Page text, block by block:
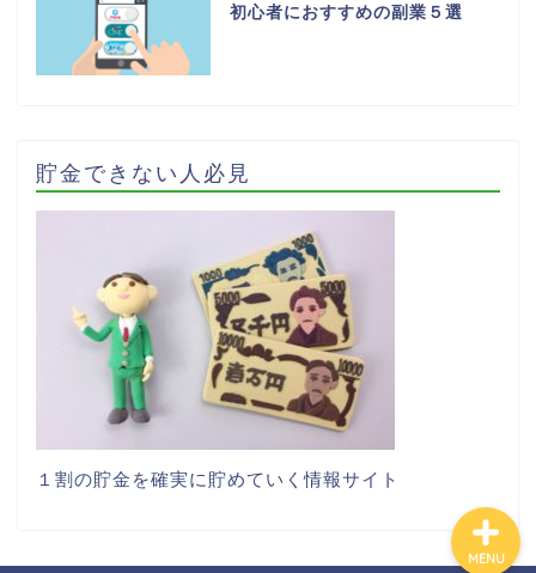
初心者におすすめの副業５選
貯金できない人必見
１割の貯金を確実に貯めていく情報サイト
MENU
お問い合わせ
ライフスタイル